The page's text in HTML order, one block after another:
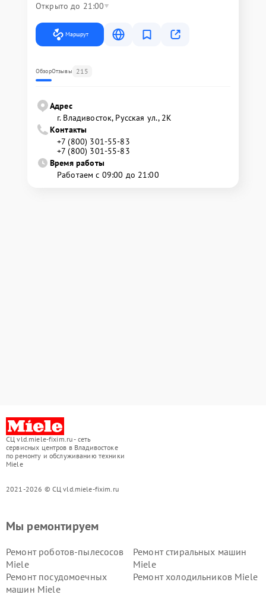
Открыто до 21:00
Маршрут
ОбзорОтзывы 215
Адрес
г. Владивосток, Русская ул., 2К
Контакты
+7 (800) 301-55-83
+7 (800) 301-55-83
Время работы
Работаем с 09:00 до 21:00
СЦ vld.miele-fixim.ru - сеть
сервисных центров в Владивостоке
по ремонту и обслуживанию техники
Miele
2021-2026 © СЦ vld.miele-fixim.ru
Мы ремонтируем
Ремонт роботов-пылесосов
Miele
Ремонт стиральных машин
Miele
Ремонт посудомоечных
машин Miele
Ремонт холодильников Miele